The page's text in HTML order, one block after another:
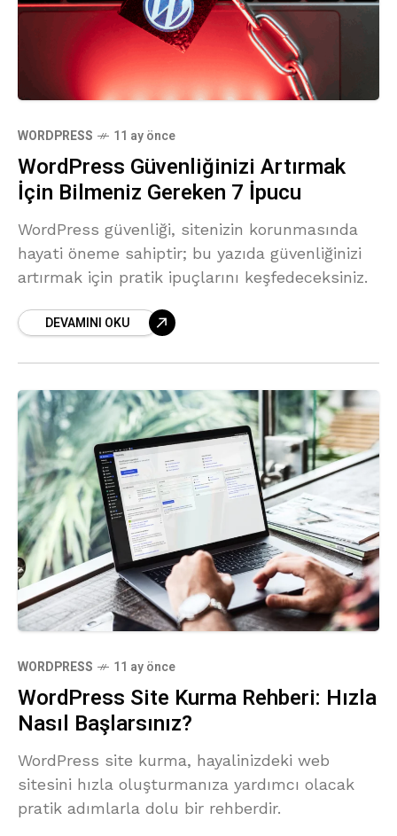
WORDPRESS 11 ay önce
WordPress Güvenliğinizi Artırmak
İçin Bilmeniz Gereken 7 İpucu
WordPress güvenliği, sitenizin korunmasında
hayati öneme sahiptir; bu yazıda güvenliğinizi
artırmak için pratik ipuçlarını keşfedeceksiniz.
DEVAMINI OKU
WORDPRESS 11 ay önce
WordPress Site Kurma Rehberi: Hızla
Nasıl Başlarsınız?
WordPress site kurma, hayalinizdeki web
sitesini hızla oluşturmanıza yardımcı olacak
pratik adımlarla dolu bir rehberdir.